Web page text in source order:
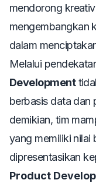
mendorong
mengembangkan
dalam
Melalui
Development
berbasis data dan
demikian, tim
yang memiliki nilai
dipresentasikan
Product